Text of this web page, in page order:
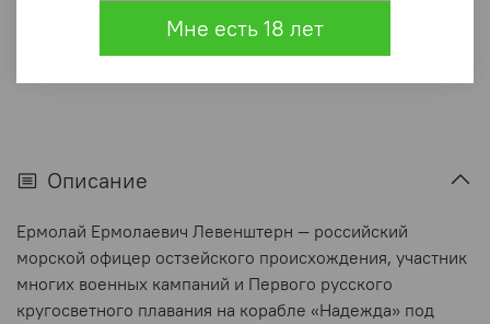
Описание
Ермолай Ермолаевич Левенштерн — российский
морской офицер остзейского происхождения, участник
многих военных кампаний и Первого русского
кругосветного плавания на корабле «Надежда» под
Мне есть 18 лет